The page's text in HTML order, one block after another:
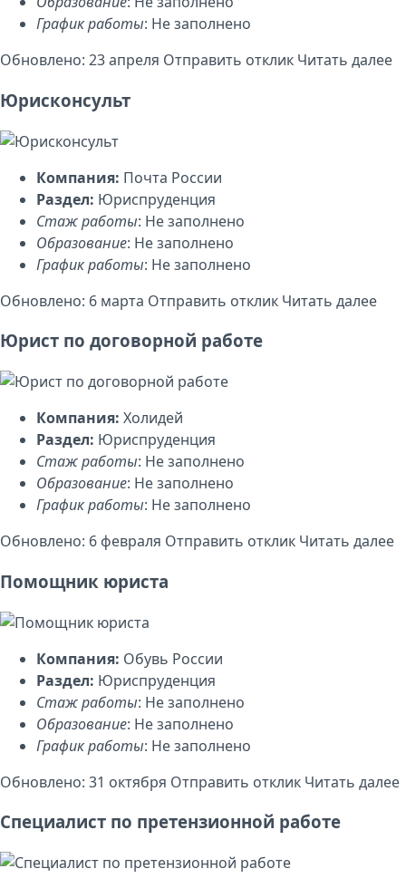
График работы: Не заполнено
Обновлено: 23 апреля Отправить отклик Читать далее
Юрисконсульт
Компания: Почта России
Раздел: Юриспруденция
Стаж работы: Не заполнено
Образование: Не заполнено
График работы: Не заполнено
Обновлено: 6 марта Отправить отклик Читать далее
Юрист по договорной работе
Компания: Холидей
Раздел: Юриспруденция
Стаж работы: Не заполнено
Образование: Не заполнено
График работы: Не заполнено
Обновлено: 6 февраля Отправить отклик Читать далее
Помощник юриста
Компания: Обувь России
Раздел: Юриспруденция
Стаж работы: Не заполнено
Образование: Не заполнено
График работы: Не заполнено
Обновлено: 31 октября Отправить отклик Читать далее
Специалист по претензионной работе